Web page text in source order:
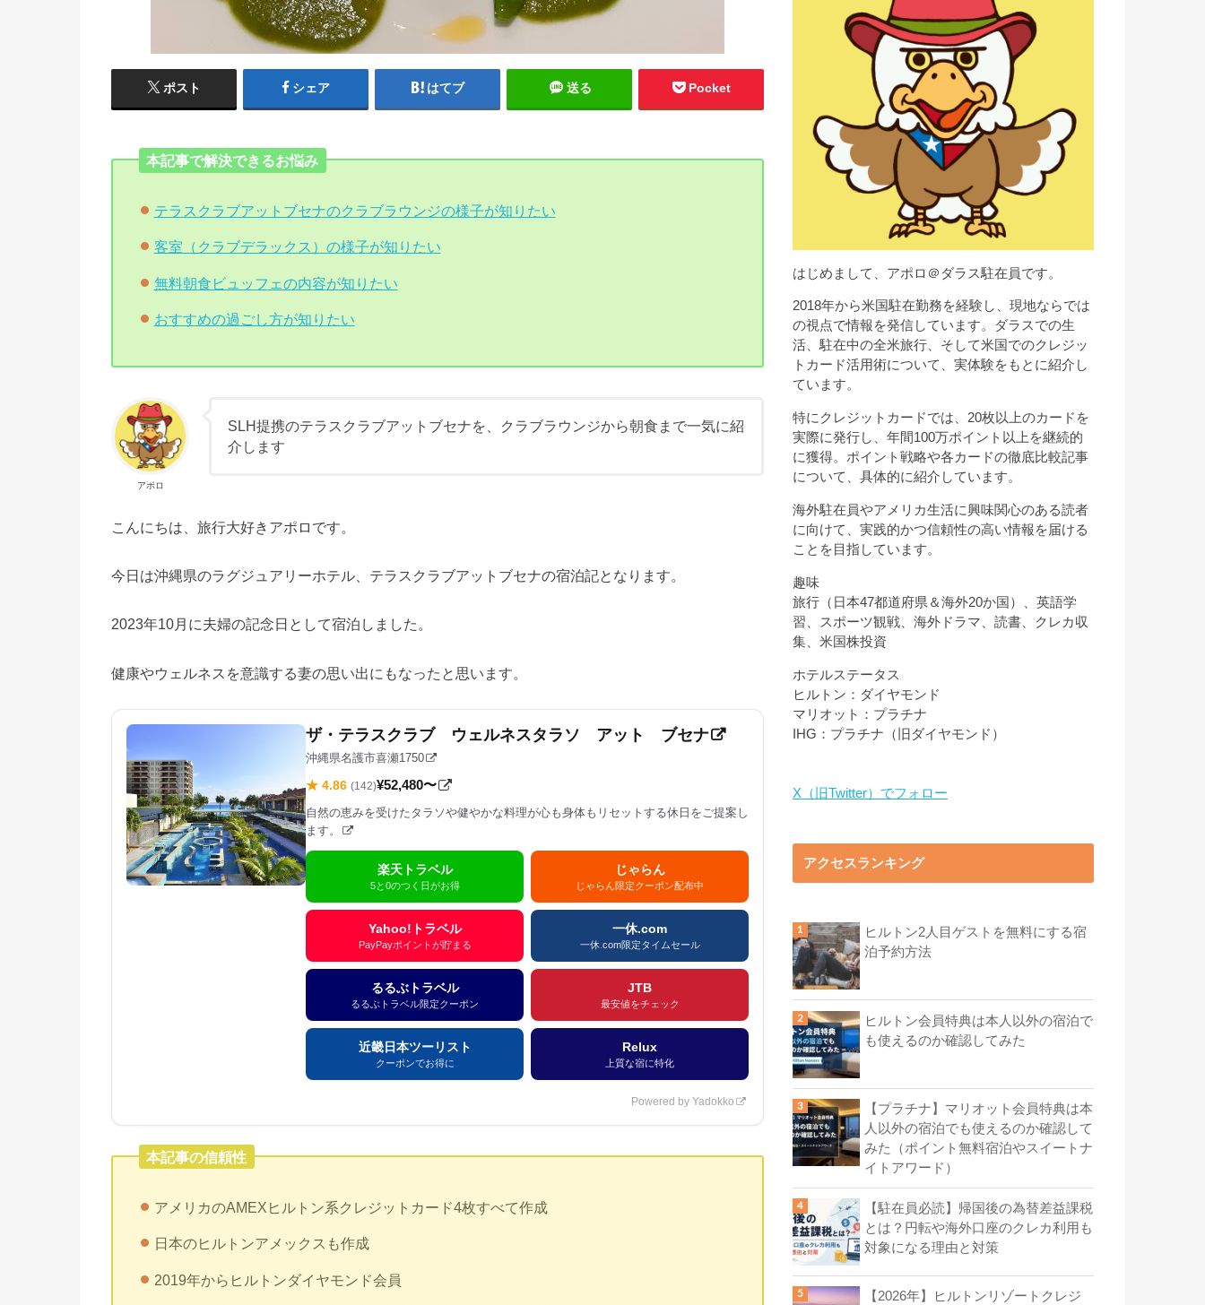
ポスト シェア はてブ 送る Pocket
本記事で解決できるお悩み
テラスクラブアットブセナのクラブラウンジの様子が知りたい
客室（クラブデラックス）の様子が知りたい
無料朝食ビュッフェの内容が知りたい
おすすめの過ごし方が知りたい
アポロ
SLH提携のテラスクラブアットブセナを、クラブラウンジから朝食まで一気に紹
介します
こんにちは、旅行大好きアポロです。
今日は沖縄県のラグジュアリーホテル、テラスクラブアットブセナの宿泊記となります。
2023年10月に夫婦の記念日として宿泊しました。
健康やウェルネスを意識する妻の思い出にもなったと思います。
ザ・テラスクラブ ウェルネスタラソ アット ブセナ
沖縄県名護市喜瀬1750
★ 4.86 (142)¥52,480〜
自然の恵みを受けたタラソや健やかな料理が心も身体もリセットする休日をご提案し
ます。
楽天トラベル
5と0のつく日がお得
じゃらん
じゃらん限定クーポン配布中
Yahoo!トラベル
PayPayポイントが貯まる
一休.com
一休.com限定タイムセール
るるぶトラベル
るるぶトラベル限定クーポン
JTB
最安値をチェック
近畿日本ツーリスト
クーポンでお得に
Relux
上質な宿に特化
Powered by Yadokko
本記事の信頼性
アメリカのAMEXヒルトン系クレジットカード4枚すべて作成
日本のヒルトンアメックスも作成
2019年からヒルトンダイヤモンド会員
はじめまして、アポロ＠ダラス駐在員です。
2018年から米国駐在勤務を経験し、現地ならでは
の視点で情報を発信しています。ダラスでの生
活、駐在中の全米旅行、そして米国でのクレジッ
トカード活用術について、実体験をもとに紹介し
ています。
特にクレジットカードでは、20枚以上のカードを
実際に発行し、年間100万ポイント以上を継続的
に獲得。ポイント戦略や各カードの徹底比較記事
について、具体的に紹介しています。
海外駐在員やアメリカ生活に興味関心のある読者
に向けて、実践的かつ信頼性の高い情報を届ける
ことを目指しています。
趣味
旅行（日本47都道府県＆海外20か国）、英語学
習、スポーツ観戦、海外ドラマ、読書、クレカ収
集、米国株投資
ホテルステータス
ヒルトン：ダイヤモンド
マリオット：プラチナ
IHG：プラチナ（旧ダイヤモンド）
X（旧Twitter）でフォロー
アクセスランキング
ヒルトン2人目ゲストを無料にする宿
泊予約方法
ヒルトン会員特典は本人以外の宿泊で
も使えるのか確認してみた
【プラチナ】マリオット会員特典は本
人以外の宿泊でも使えるのか確認して
みた（ポイント無料宿泊やスイートナ
イトアワード）
【駐在員必読】帰国後の為替差益課税
とは？円転や海外口座のクレカ利用も
対象になる理由と対策
【2026年】ヒルトンリゾートクレジ